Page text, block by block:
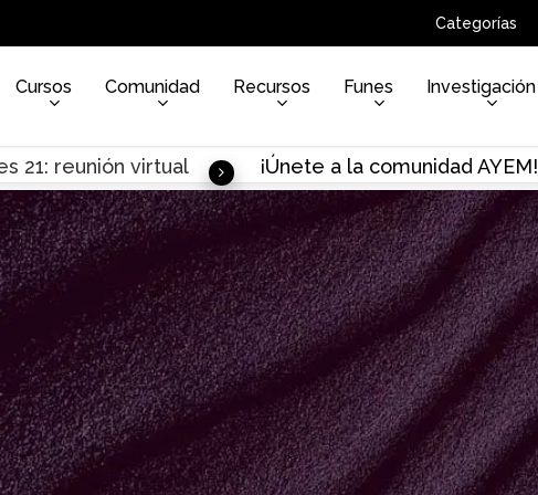
Categorías
Cursos Comunidad Recursos Funes Investigación
21: reunión virtual ¡Únete a la comunidad AYEM!